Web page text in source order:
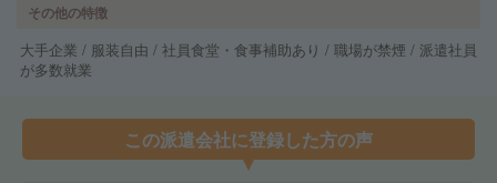
その他の特徴
大手企業 / 服装自由 / 社員食堂・食事補助あり / 職場が禁煙 / 派遣社員
が多数就業
この派遣会社に登録した方の声